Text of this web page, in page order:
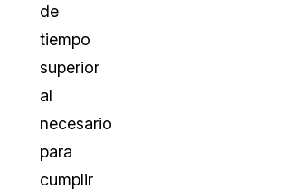
de
tiempo
superior
al
necesario
para
cumplir